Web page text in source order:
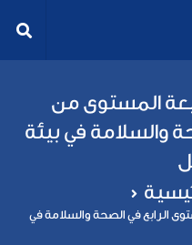
المستوى من
والسلامة في بيئة
الرابع في الصحة والسلامة في